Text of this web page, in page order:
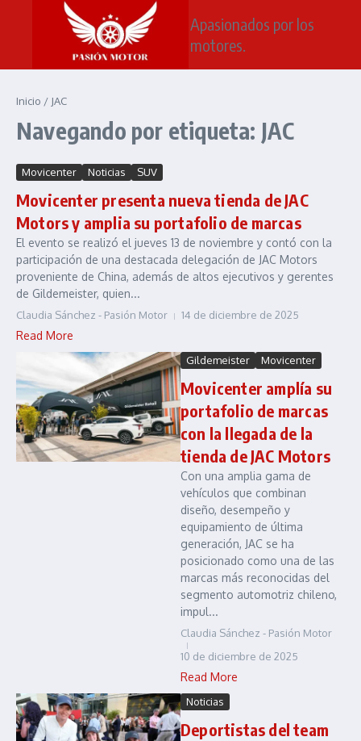
Saltar al contenido
Apasionados por los
motores.
Inicio / JAC
Navegando por etiqueta: JAC
Movicenter Noticias SUV
Movicenter presenta nueva tienda de JAC
Motors y amplia su portafolio de marcas
El evento se realizó el jueves 13 de noviembre y contó con la
participación de una destacada delegación de JAC Motors
proveniente de China, además de altos ejecutivos y gerentes
de Gildemeister, quien...
Claudia Sánchez - Pasión Motor 14 de diciembre de 2025
Read More
Gildemeister Movicenter
Movicenter amplía su
portafolio de marcas
con la llegada de la
tienda de JAC Motors
Con una amplia gama de
vehículos que combinan
diseño, desempeño y
equipamiento de última
generación, JAC se ha
posicionado como una de las
marcas más reconocidas del
segmento automotriz chileno,
impul...
Claudia Sánchez - Pasión Motor
10 de diciembre de 2025
Read More
Noticias
Deportistas del team